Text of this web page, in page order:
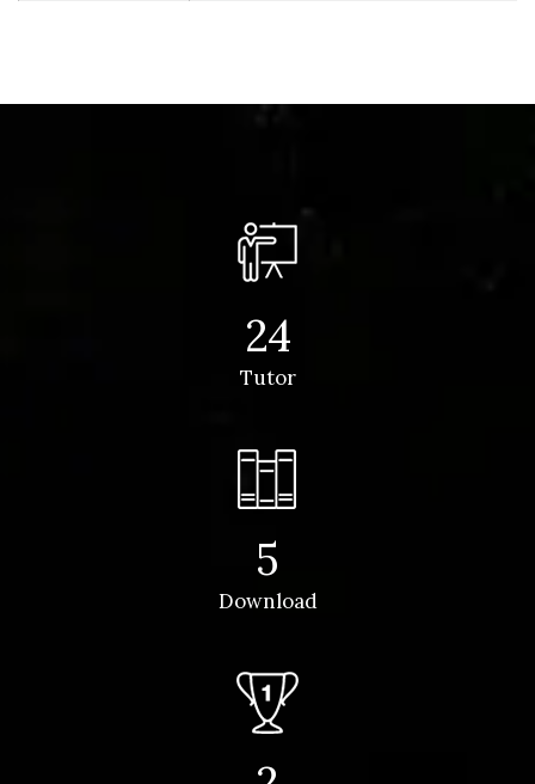
24
Tutor
5
Download